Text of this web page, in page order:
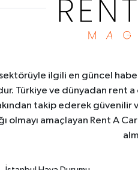
ilgili en güncel
Türkiye ve dünyadan
takip ederek güvenilir
olmayı amaçlayan Rent A